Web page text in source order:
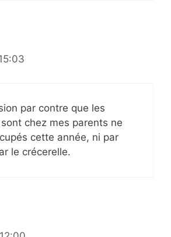
par contre que les
chez mes parents ne
cette année, ni par
le crécerelle.